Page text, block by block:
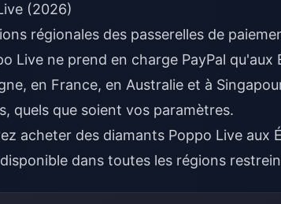
(2026)
régionales des passerelles de
Live ne prend en charge PayPal qu'aux
en France, en Australie et à
quels que soient vos paramètres.
acheter des diamants Poppo Live aux
dans toutes les régions